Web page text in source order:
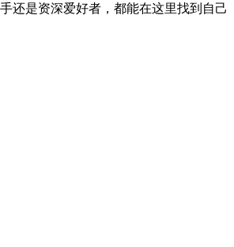
还是资深爱好者，都能在这里找到自己